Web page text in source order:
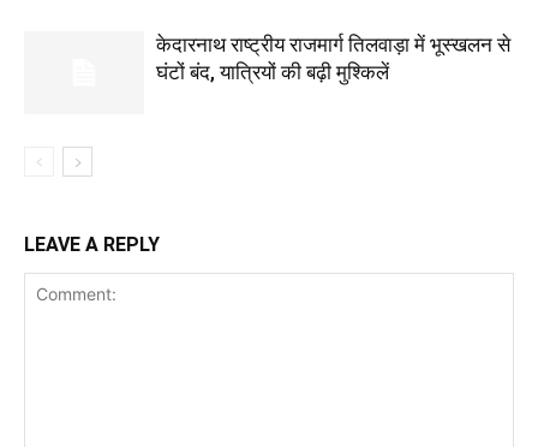
केदारनाथ राष्ट्रीय राजमार्ग तिलवाड़ा में भूस्खलन से
घंटों बंद, यात्रियों की बढ़ी मुश्किलें
LEAVE A REPLY